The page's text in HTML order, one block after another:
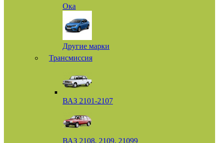
Ока
Другие марки
Трансмиссия
ВАЗ 2101-2107
ВАЗ 2108, 2109, 21099